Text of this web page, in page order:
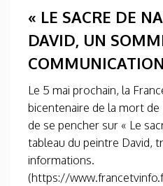
« LE SACRE DE
DAVID, UN
Le 5 mai prochain, la
bicentenaire de la mort de
de se pencher sur « Le
tableau du peintre David,
informations.
(https://